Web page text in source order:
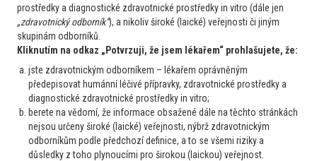
Profesor Bultas o antikoagulační terapii -
videokomentář ze 48. angiologických dnů
23. 3. 2023
prostředky a diagnostické zdravotnické prostředky in vitro (dále jen
„zdravotnický odborník“), a nikoliv široké (laické) veřejnosti či jiným
skupinám odborníků.
Kliknutím na odkaz „Potvrzuji, že jsem lékařem“ prohlašujete, že:
jste zdravotnickým odborníkem – lékařem oprávněným
předepisovat humánní léčivé přípravky, zdravotnické prostředky a
diagnostické zdravotnické prostředky in vitro;
berete na vědomí, že informace obsažené dále na těchto stránkách
nejsou určeny široké (laické) veřejnosti, nýbrž zdravotnickým
odborníkům podle předchozí definice, a to se všemi riziky a
důsledky z toho plynoucími pro širokou (laickou) veřejnost.